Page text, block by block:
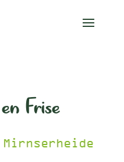
Frise
Mirnserheide